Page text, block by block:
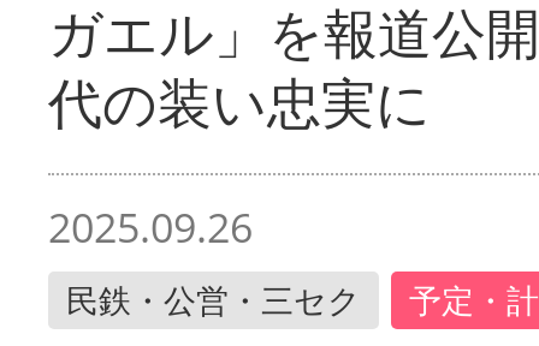
ガエル」を報道公
代の装い忠実に
2025.09.26
民鉄・公営・三セク 予定・